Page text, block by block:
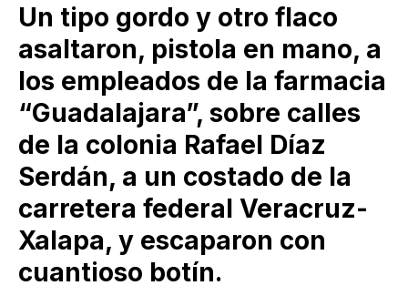
Un tipo gordo y otro flaco
asaltaron, pistola en mano, a
los empleados de la farmacia
“Guadalajara”, sobre calles
de la colonia Rafael Díaz
Serdán, a un costado de la
carretera federal Veracruz-
Xalapa, y escaparon con
cuantioso botín.